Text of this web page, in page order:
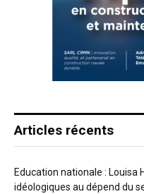
Articles récents
Education nationale : Louisa
idéologiques au dépend du